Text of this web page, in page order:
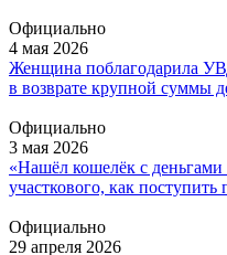
Официально
4 мая 2026
Женщина поблагодарила
в возврате крупной суммы
Официально
3 мая 2026
«Нашёл кошелёк с
участкового, как поступить
Официально
29 апреля 2026